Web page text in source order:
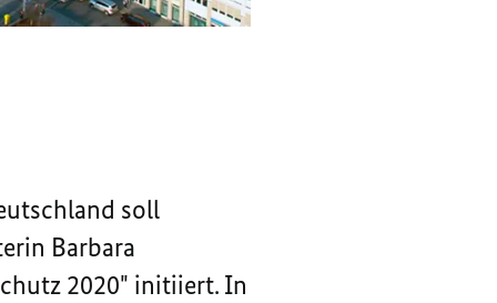
soll
Barbara
2020" initiiert. In